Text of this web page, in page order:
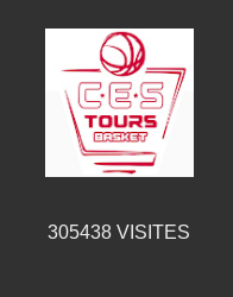
305438 VISITES